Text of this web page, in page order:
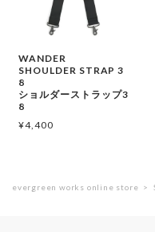
WANDER
SHOULDER STRAP 3
8
ショルダーストラップ3
8
¥4,400
evergreen works online store